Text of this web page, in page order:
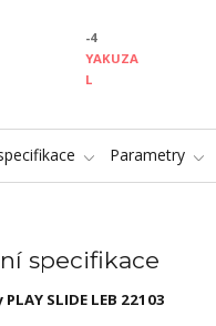
-4
YAKUZA
L
Parametry
specifikace
SLIDE LEB 22103